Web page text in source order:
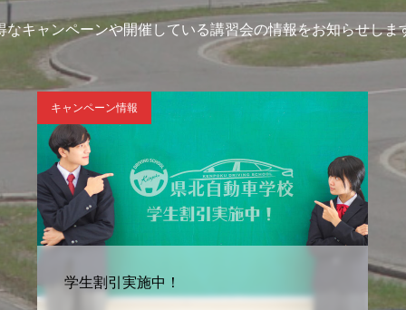
なキャンペーンや開催している講習会の情報をお知らせしま
講習会情報
オンライン学科教習実施中！